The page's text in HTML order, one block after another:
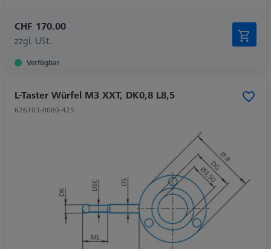
CHF 170.00
zzgl. USt.
Verfügbar
L-Taster Würfel M3 XXT, DK0,8 L8,5
626103-0080-425